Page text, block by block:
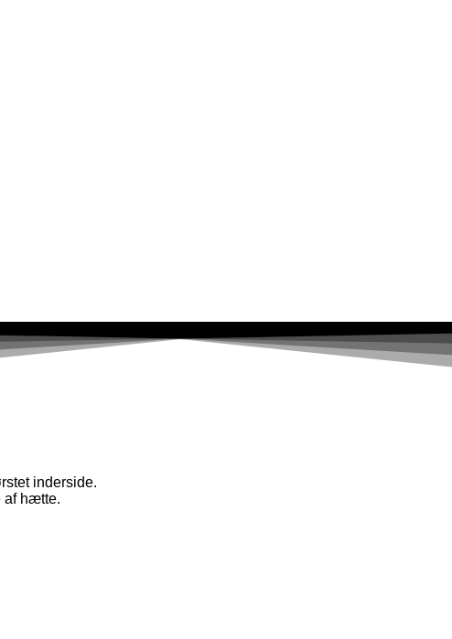
inderside.
af hætte.